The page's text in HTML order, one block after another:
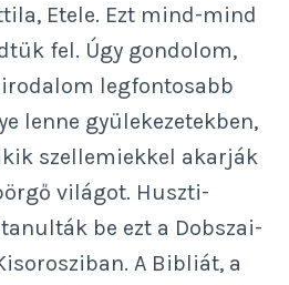
Etele. Ezt mind-mind
fel. Úgy gondolom,
irodalom legfontosabb
lenne gyülekezetekben,
szellemiekkel akarják
világot. Huszti-
be ezt a Dobszai-
A Bibliát, a